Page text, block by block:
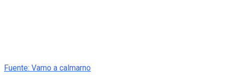
Fuente: Vamo a calmarno